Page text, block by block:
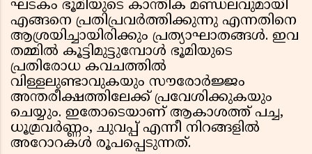
ഘടകം ഭൂമിയുടെ കാന്തിക മണ്ഡലവുമായി
എങ്ങനെ പ്രതിപ്രവർത്തിക്കുന്നു എന്നതിനെ
ആശ്രയിച്ചായിരിക്കും പ്രത്യാഘാതങ്ങൾ. ഇവ
തമ്മിൽ കൂട്ടിമുട്ടുമ്പോൾ ഭൂമിയുടെ
പ്രതിരോധ കവചത്തിൽ
വിള്ളലുണ്ടാവുകയും സൗരോർജ്ജം
അന്തരീക്ഷത്തിലേക്ക് പ്രവേശിക്കുകയും
ചെയ്യും. ഇതോടെയാണ് ആകാശത്ത് പച്ച,
ധൂമ്രവർണ്ണം, ചുവപ്പ് എന്നീ നിറങ്ങളിൽ
അറോറകൾ രൂപപ്പെടുന്നത്.